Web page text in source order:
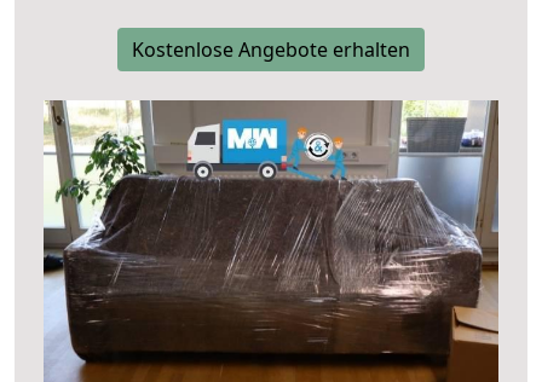
Kostenlose Angebote erhalten